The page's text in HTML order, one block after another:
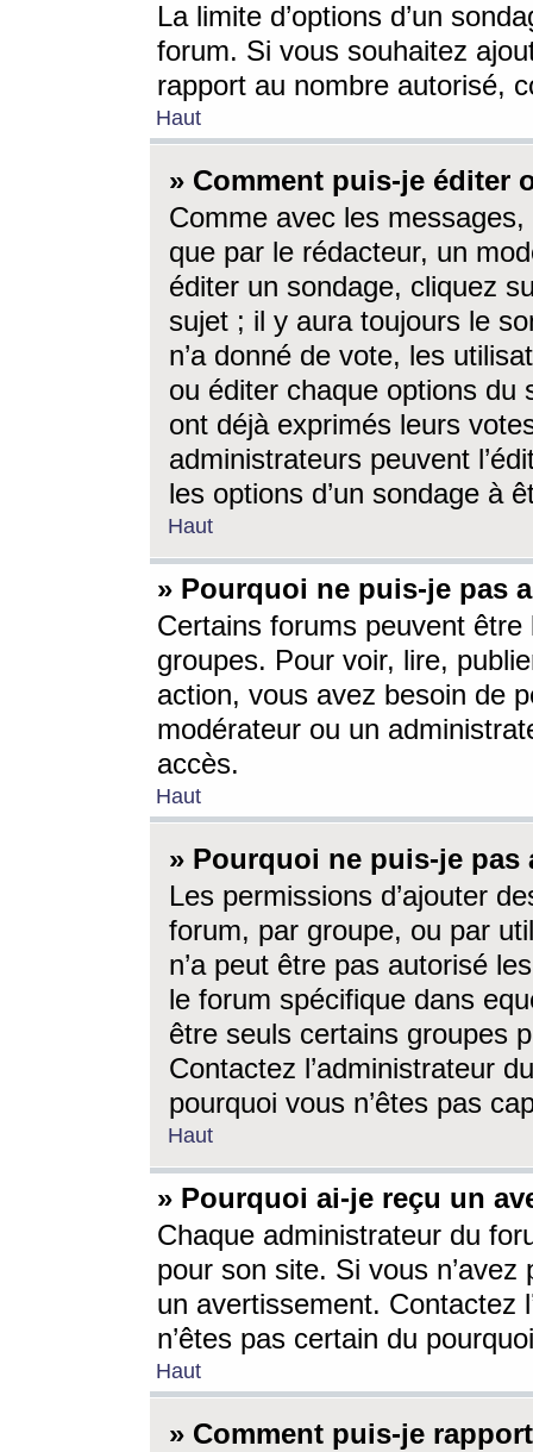
La limite d’options d’un
forum. Si vous souhaitez
rapport au nombre autorisé,
Haut
» Comment puis-je éditer
Comme avec les
que par le rédacteur, un
éditer un sondage, cliquez
sujet ; il y aura toujours le
n’a donné de vote, les
ou éditer chaque options du
ont déjà exprimés leurs
administrateurs peuvent
les options d’un sondage à
Haut
» Pourquoi ne puis-je pas
Certains forums peuvent être
groupes. Pour voir, lire,
action, vous avez besoin de
modérateur ou un
accès.
Haut
» Pourquoi ne puis-je
Les permissions d’ajouter
forum, par groupe, ou par
n’a peut être pas autorisé
le forum spécifique dans
être seuls certains groupes
Contactez l’administrateur
pourquoi vous n’êtes pas
Haut
» Pourquoi ai-je reçu un
Chaque administrateur du
pour son site. Si vous
un avertissement. Contactez
n’êtes pas certain du
Haut
» Comment puis-je